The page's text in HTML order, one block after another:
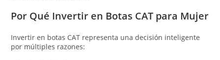
Por Qué Invertir en Botas CAT para Mujer
Invertir en botas CAT representa una decisión inteligente
por múltiples razones: